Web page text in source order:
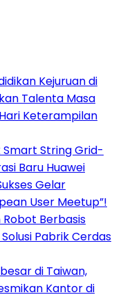
Kejuruan di
Talenta Masa
Keterampilan
Smart String Grid-
Baru Huawei
Gelar
User Meetup”!
Berbasis
Pabrik Cerdas
di Taiwan,
Kantor di